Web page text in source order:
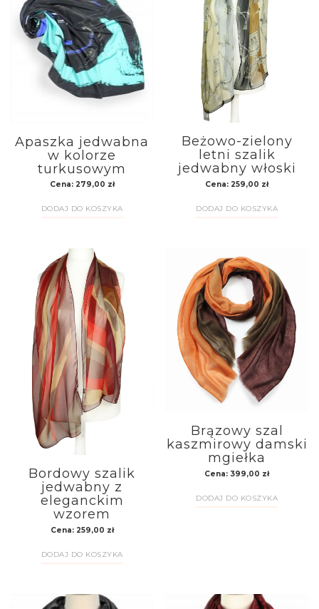
Apaszka jedwabna
w kolorze
turkusowym
Cena: 279,00 zł
DODAJ DO KOSZYKA
Beżowo-zielony
letni szalik
jedwabny włoski
Cena: 259,00 zł
DODAJ DO KOSZYKA
Bordowy szalik
jedwabny z
eleganckim
wzorem
Cena: 259,00 zł
DODAJ DO KOSZYKA
Brązowy szal
kaszmirowy damski
mgiełka
Cena: 399,00 zł
DODAJ DO KOSZYKA